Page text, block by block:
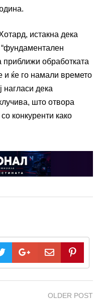
истакна дека
приближи обработката
и ќе го намали времето
дека
што отвора
конкуренти како
OLDER POST